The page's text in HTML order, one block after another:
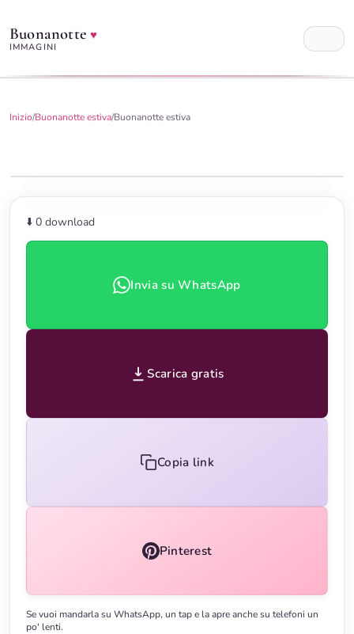
Buonanotte♥
IMMAGINI
Inizio/Buonanotte estiva/Buonanotte estiva
⬇️ 0 download
Invia su WhatsApp
Scarica gratis
Copia link
Pinterest
Se vuoi mandarla su WhatsApp, un tap e la apre anche su telefoni un
po' lenti.